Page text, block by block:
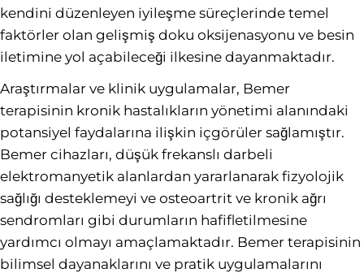
kendini düzenleyen iyileşme süreçlerinde temel
faktörler olan gelişmiş doku oksijenasyonu ve besin
iletimine yol açabileceği ilkesine dayanmaktadır.
Araştırmalar ve klinik uygulamalar, Bemer
terapisinin kronik hastalıkların yönetimi alanındaki
potansiyel faydalarına ilişkin içgörüler sağlamıştır.
Bemer cihazları, düşük frekanslı darbeli
elektromanyetik alanlardan yararlanarak fizyolojik
sağlığı desteklemeyi ve osteoartrit ve kronik ağrı
sendromları gibi durumların hafifletilmesine
yardımcı olmayı amaçlamaktadır. Bemer terapisinin
bilimsel dayanaklarını ve pratik uygulamalarını